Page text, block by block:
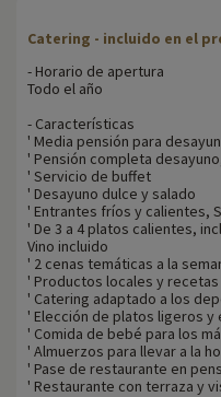
Catering - incluido en el
- Horario de apertura
Todo el año
- Características
' Media pensión para
' Pensión completa
' Servicio de buffet
' Desayuno dulce y salado
' Entrantes fríos y calientes,
' De 3 a 4 platos calientes,
Vino incluido
' 2 cenas temáticas a la
' Productos locales y
' Catering adaptado a los
' Elección de platos ligeros y
' Comida de bebé para los
' Almuerzos para llevar a la
' Pase de restaurante en
' Restaurante con terraza y